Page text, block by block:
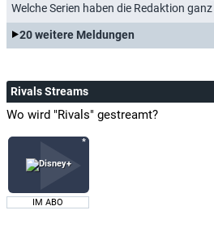
Welche Serien haben die Redaktion ganz
20 weitere Meldungen
Rivals Streams
Wo wird "Rivals" gestreamt?
IM ABO